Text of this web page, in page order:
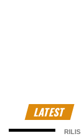
LATEST
RILIS